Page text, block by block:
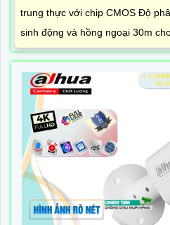
trung thực với chip CMOS Độ
sinh động và hồng ngoại 30m